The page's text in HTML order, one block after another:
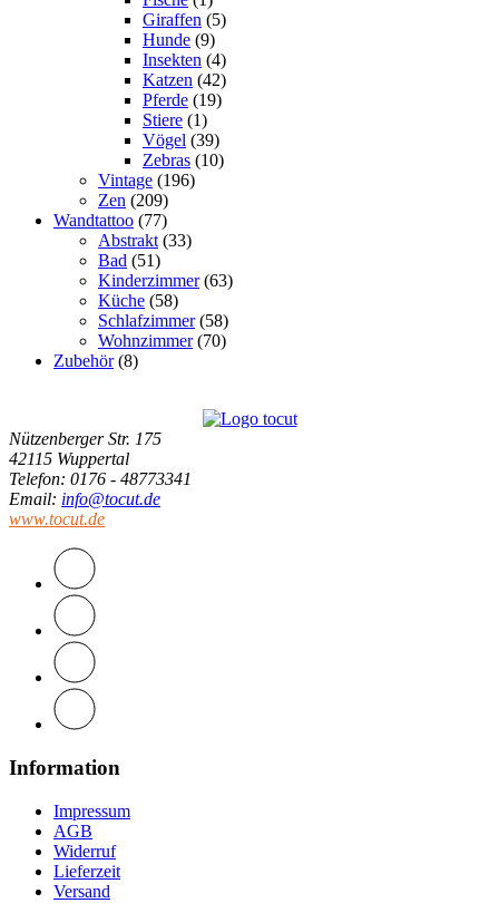
Giraffen (5)
Hunde (9)
Insekten (4)
Katzen (42)
Pferde (19)
Stiere (1)
Vögel (39)
Zebras (10)
Vintage (196)
Zen (209)
Wandtattoo (77)
Abstrakt (33)
Bad (51)
Kinderzimmer (63)
Küche (58)
Schlafzimmer (58)
Wohnzimmer (70)
Zubehör (8)
Nützenberger Str. 175
42115 Wuppertal
Telefon: 0176 - 48773341
Email: info@tocut.de
www.tocut.de
Information
Impressum
AGB
Widerruf
Lieferzeit
Versand